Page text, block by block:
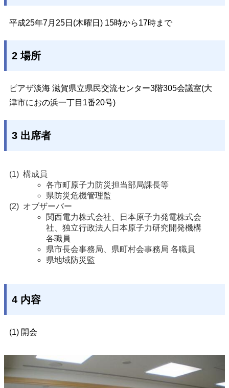
平成25年7月25日(木曜日) 15時から17時まで
2 場所
ピアザ淡海 滋賀県立県民交流センター3階305会議室(大
津市におの浜一丁目1番20号)
3 出席者
構成員
各市町原子力防災担当部局課長等
県防災危機管理監
オブザーバー
関西電力株式会社、日本原子力発電株式会
社、独立行政法人日本原子力研究開発機構
各職員
県市長会事務局、県町村会事務局 各職員
県地域防災監
4 内容
(1) 開会